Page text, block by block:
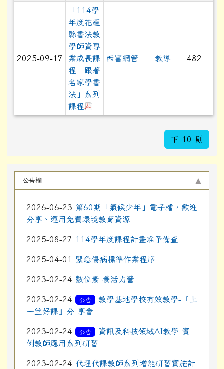
2025-09-17
「114學
年度花蓮
縣書法教
學師資專
業成長課
程─跟著
名家學書
法」系列
課程
西富網管 教導 482
下 10 則
公告欄
2026-06-23 第60期「氣候少年」電子檔，歡迎
分享、運用免費環境教育資源
2025-08-27 114學年度課程計畫准予備查
2025-04-01 緊急傷病標準作業程序
2023-02-24 數位素 養活力營
2023-02-24 公告
教學基地學校有效教學-『上
一堂好課』分 享會
2023-02-24 公告
資訊及科技領域AI教學 實
例教師應用系列研習
2023-02-24 代理代課教師系列增能研習實施計